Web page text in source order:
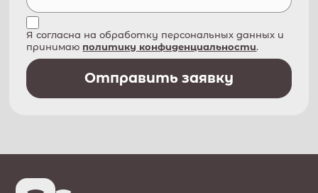
Я согласна на обработку персональных данных и
принимаю политику конфиденциальности.
Отправить заявку